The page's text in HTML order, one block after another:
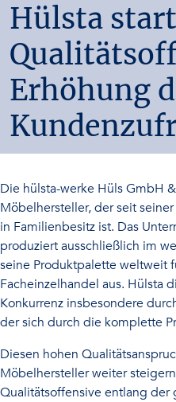
Hülsta
Erhöhung
Die hülsta-werke Hüls GmbH
Möbelhersteller, der seit
in Familienbesitz ist. Das
produziert ausschließlich im
seine Produktpalette weltweit
Facheinzelhandel aus. Hülsta
Konkurrenz insbesondere
der sich durch die komplette
Diesen hohen
Möbelhersteller weiter
Qualitätsoffensive entlang der